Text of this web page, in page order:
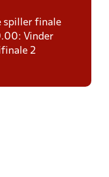
spiller finale
Vinder
2